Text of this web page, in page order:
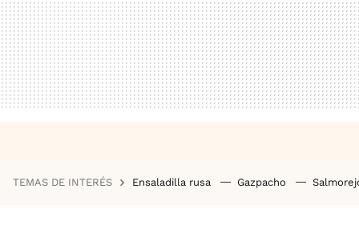
TEMAS DE INTERÉS Ensaladilla rusa Gazpacho